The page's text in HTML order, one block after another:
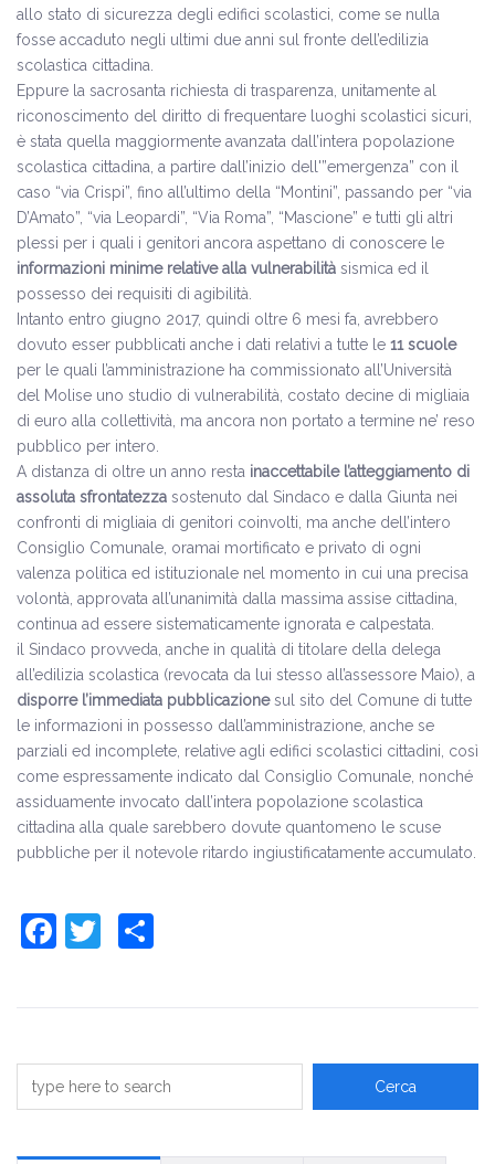
allo stato di sicurezza degli edifici scolastici, come se nulla
fosse accaduto negli ultimi due anni sul fronte dell’edilizia
scolastica cittadina.
Eppure la sacrosanta richiesta di trasparenza, unitamente al
riconoscimento del diritto di frequentare luoghi scolastici sicuri,
è stata quella maggiormente avanzata dall’intera popolazione
scolastica cittadina, a partire dall’inizio dell'”emergenza” con il
caso “via Crispi”, fino all’ultimo della “Montini”, passando per “via
D’Amato”, “via Leopardi”, “Via Roma”, “Mascione” e tutti gli altri
plessi per i quali i genitori ancora aspettano di conoscere le
informazioni minime relative alla vulnerabilità sismica ed il
possesso dei requisiti di agibilità.
Intanto entro giugno 2017, quindi oltre 6 mesi fa, avrebbero
dovuto esser pubblicati anche i dati relativi a tutte le 11 scuole
per le quali l’amministrazione ha commissionato all’Università
del Molise uno studio di vulnerabilità, costato decine di migliaia
di euro alla collettività, ma ancora non portato a termine ne’ reso
pubblico per intero.
A distanza di oltre un anno resta inaccettabile l’atteggiamento di
assoluta sfrontatezza sostenuto dal Sindaco e dalla Giunta nei
confronti di migliaia di genitori coinvolti, ma anche dell’intero
Consiglio Comunale, oramai mortificato e privato di ogni
valenza politica ed istituzionale nel momento in cui una precisa
volontà, approvata all’unanimità dalla massima assise cittadina,
continua ad essere sistematicamente ignorata e calpestata.
il Sindaco provveda, anche in qualità di titolare della delega
all’edilizia scolastica (revocata da lui stesso all’assessore Maio), a
disporre l’immediata pubblicazionesul sito del Comune di tutte
le informazioni in possesso dall’amministrazione, anche se
parziali ed incomplete, relative agli edifici scolastici cittadini, così
come espressamente indicato dal Consiglio Comunale, nonché
assiduamente invocato dall’intera popolazione scolastica
cittadina alla quale sarebbero dovute quantomeno le scuse
pubbliche per il notevole ritardo ingiustificatamente accumulato.
Facebook
Twitter